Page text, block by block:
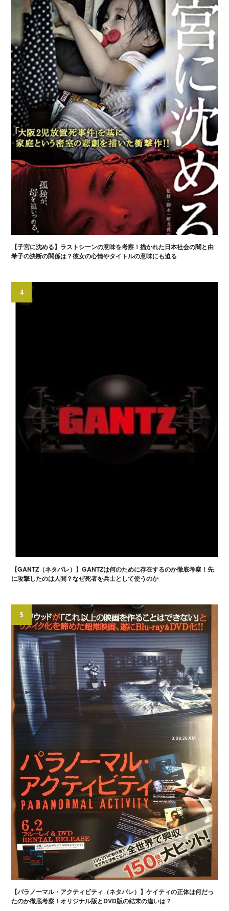
【子宮に沈める】ラストシーンの意味を考察！描かれた日本社会の闇と由
希子の決断の関係は？彼女の心情やタイトルの意味にも迫る
4
【GANTZ（ネタバレ）】GANTZは何のために存在するのか徹底考察！先
に攻撃したのは人間？なぜ死者を兵士として使うのか
5
【パラノーマル・アクティビティ（ネタバレ）】ケイティの正体は何だっ
たのか徹底考察！オリジナル版とDVD版の結末の違いは？